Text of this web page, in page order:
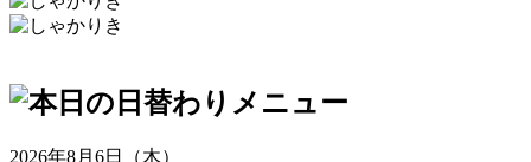
2026年8月6日（木）